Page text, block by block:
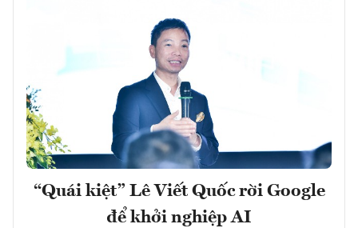
“Quái kiệt” Lê Viết Quốc rời Google
để khởi nghiệp AI